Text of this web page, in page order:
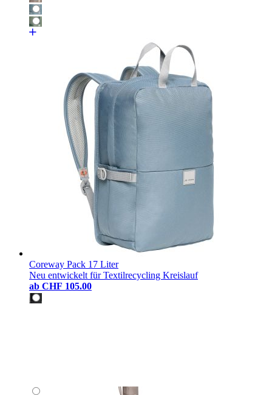
Coreway Pack 17 Liter
Neu entwickelt für Textilrecycling Kreislauf
ab CHF 105.00